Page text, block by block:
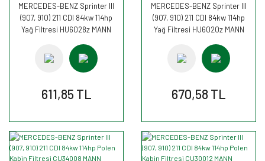
MERCEDES-BENZ Sprinter III
(907, 910) 211 CDI 84kw 114hp
Yağ Filtresi HU6028z MANN
611,85 TL
MERCEDES-BENZ Sprinter III
(907, 910) 211 CDI 84kw 114hp
Yağ Filtresi HU6020z MANN
670,58 TL